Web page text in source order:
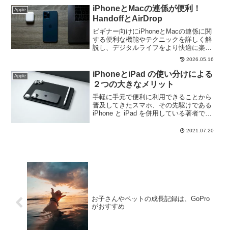
iPhoneユーザー必見です。
Apple
iPhoneとMacの連係が便利！
HandoffとAirDrop
ビギナー向けにiPhoneとMacの連係に関
する便利な機能やテクニックを詳しく解
説し、デジタルライフをより快適に楽し
むためのヒントを提供。Handoffや
AirDropという便利な機能を活用して、シ
ームレスな連係の実現を！
2026.05.16
Apple
iPhoneとiPad の使い分けによる
２つの大きなメリット
手軽に手元で便利に利用できることから
普及してきたスマホ、その先駆けである
iPhone と iPad を併用している著者です
つもあります。その一緒に利用すること
2021.07.20
お子さんやペットの成長記録は、GoPro
がおすすめ